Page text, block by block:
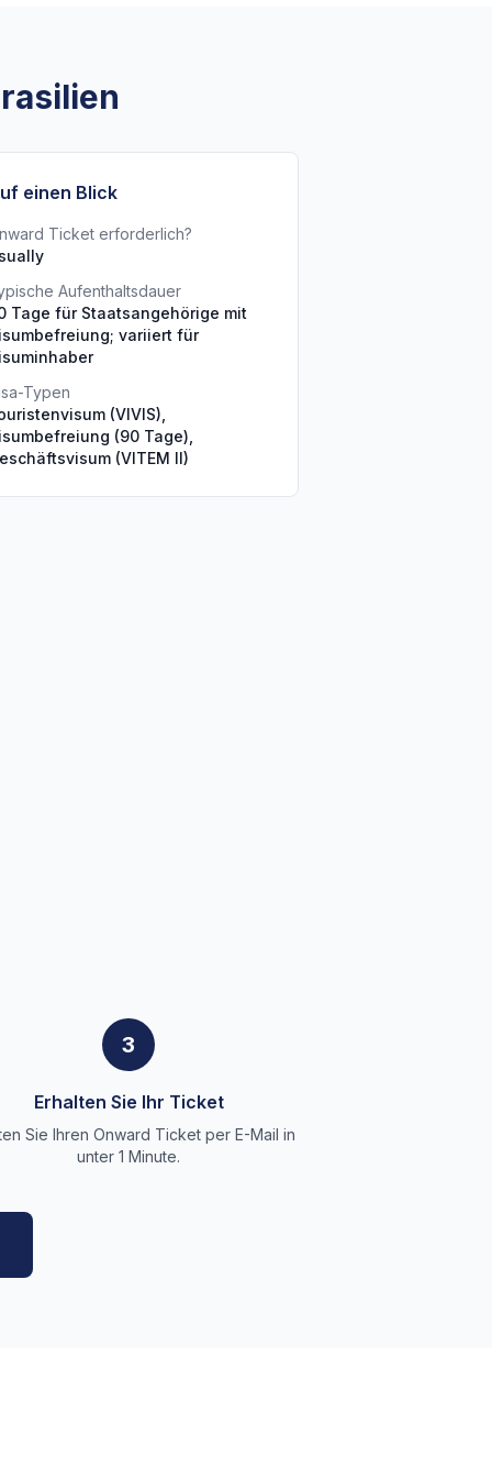
einen Blick
Ticket erforderlich?
Aufenthaltsdauer
Tage für Staatsangehörige mit
variiert für
Typen
(VIVIS),
(90 Tage),
(VITEM II)
3
Erhalten Sie Ihr Ticket
Sie Ihren Onward Ticket per E-Mail in
unter 1 Minute.